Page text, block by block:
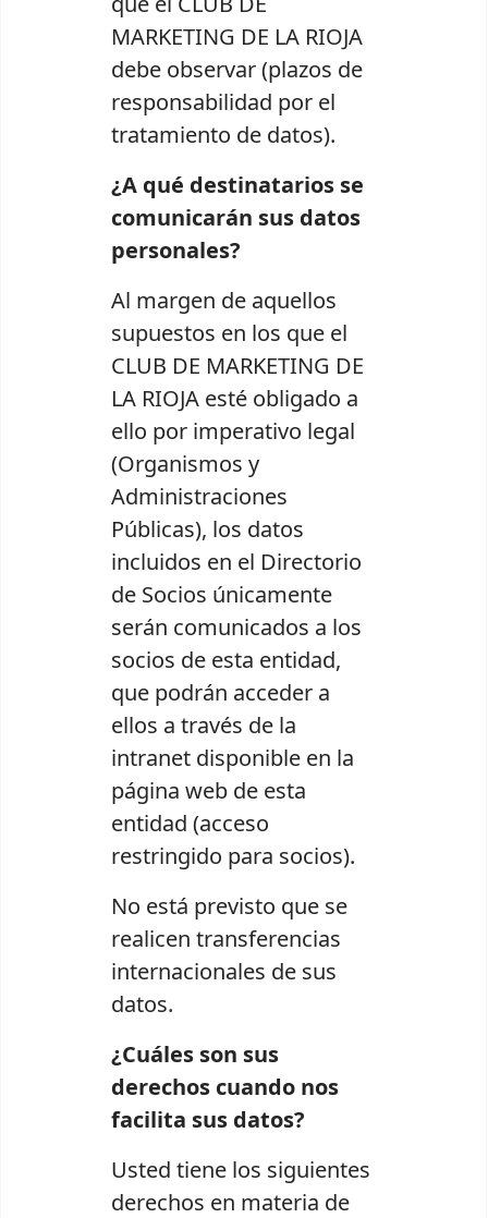
MARKETING DE LA RIOJA
debe observar (plazos de
responsabilidad por el
tratamiento de datos).
¿A qué destinatarios se
comunicarán sus datos
personales?
Al margen de aquellos
supuestos en los que el
CLUB DE MARKETING DE
LA RIOJA esté obligado a
ello por imperativo legal
(Organismos y
Administraciones
Públicas), los datos
incluidos en el Directorio
de Socios únicamente
serán comunicados a los
socios de esta entidad,
que podrán acceder a
ellos a través de la
intranet disponible en la
página web de esta
entidad (acceso
restringido para socios).
No está previsto que se
realicen transferencias
internacionales de sus
datos.
¿Cuáles son sus
derechos cuando nos
facilita sus datos?
Usted tiene los siguientes
derechos en materia de